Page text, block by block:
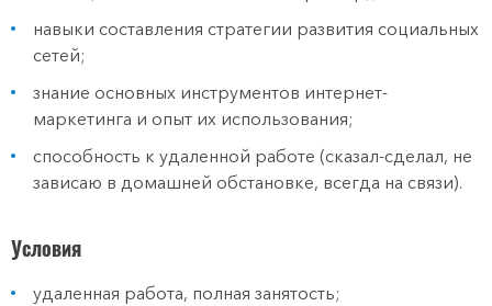
навыки составления стратегии развития социальных
сетей;
знание основных инструментов интернет-
маркетинга и опыт их использования;
способность к удаленной работе (сказал-сделал, не
зависаю в домашней обстановке, всегда на связи).
Условия
удаленная работа, полная занятость;